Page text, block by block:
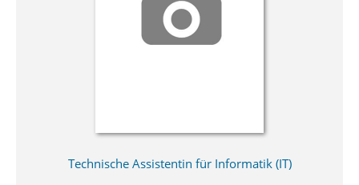
Technische Assistentin für Informatik (IT)